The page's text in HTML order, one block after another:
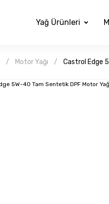
Yağ Ürünleri
Motor Yağı Castrol Edge